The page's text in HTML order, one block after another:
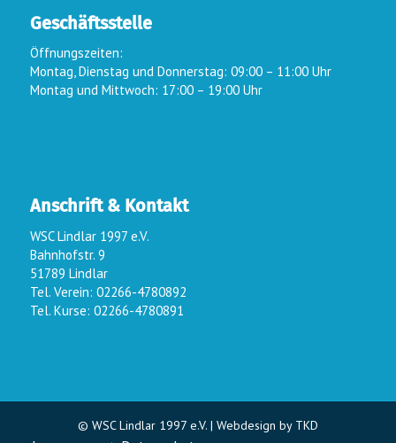
Geschäftsstelle
Öffnungszeiten:
Montag, Dienstag und Donnerstag: 09:00 – 11:00 Uhr
Montag und Mittwoch: 17:00 – 19:00 Uhr
Anschrift & Kontakt
WSC Lindlar 1997 e.V.
Bahnhofstr. 9
51789 Lindlar
Tel. Verein: 02266-4780892
Tel. Kurse: 02266-4780891
© WSC Lindlar 1997 e.V. | Webdesign by TKD